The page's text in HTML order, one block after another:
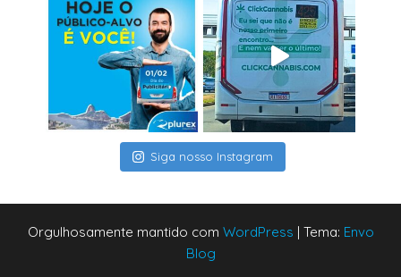
Siga nosso Instagram
Orgulhosamente mantido com WordPress | Tema: Envo
Blog